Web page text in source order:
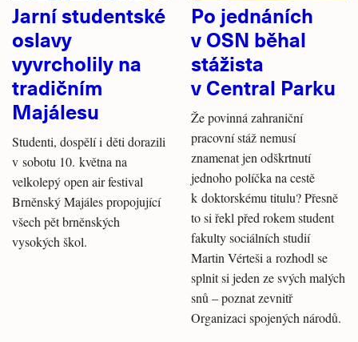
Jarní studentské
oslavy
vyvrcholily na
tradičním
Majálesu
Studenti, dospělí i děti dorazili
v sobotu 10. května na
velkolepý open air festival
Brněnský Majáles propojující
všech pět brněnských
vysokých škol.
Po jednáních
v OSN běhal
stážista
v Central Parku
Že povinná zahraniční
pracovní stáž nemusí
znamenat jen odškrtnutí
jednoho políčka na cestě
k doktorskému titulu? Přesně
to si řekl před rokem student
fakulty sociálních studií
Martin Vérteši a rozhodl se
splnit si jeden ze svých malých
snů – poznat zevnitř
Organizaci spojených národů.